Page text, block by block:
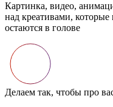
Работаем
а реально